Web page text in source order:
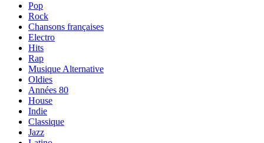
Pop
Rock
Chansons françaises
Electro
Hits
Rap
Musique Alternative
Oldies
Années 80
House
Indie
Classique
Jazz